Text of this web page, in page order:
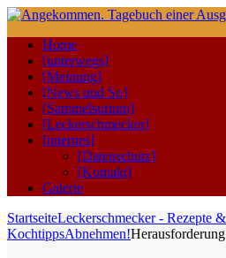
Home
[unterwegs]
[Meinung]
[News und So]
[Sammelsurium]
[Leckerschmecker]
[internes]
[Datenschutz]
[Kontakt]
Galerie
StartseiteLeckerschmecker - Rezepte &
KochtippsAbnehmen!